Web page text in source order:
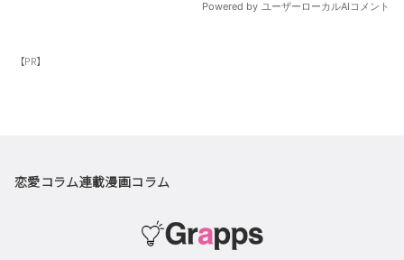
【PR】
恋愛コラム連載漫画コラム